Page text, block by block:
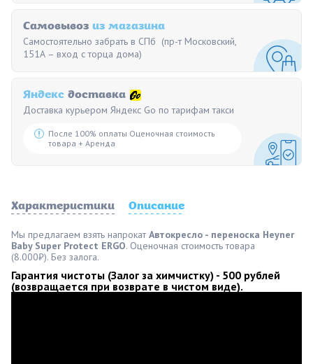
Самовывоз из магазина
Самостоятельно забрать в СПб (пр-т Московский,
151А – вход с торца дома)
Яндекс доставка
Доставка курьером Яндекс Go по тарифам такси
После 100% оплаты Оценочная стоимость
товара + Аренда
Характеристики Описание
Мы предлагаем взять напрокатАвтокресло - переноска Heyner
Baby Super Protect ERGO. Оценочная стоимость товара
(8.000₽). Без залога.
Гарантия чистоты (Залог за химчистку) - 500 рублей
(возвращается при возврате в чистом виде).